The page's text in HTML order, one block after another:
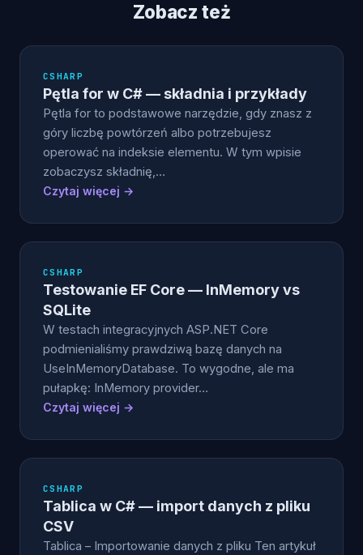
Zobacz też
CSHARP
Pętla for w C# — składnia i przykłady
Pętla for to podstawowe narzędzie, gdy znasz z
góry liczbę powtórzeń albo potrzebujesz
operować na indeksie elementu. W tym wpisie
zobaczysz składnię,…
Czytaj więcej →
CSHARP
Testowanie EF Core — InMemory vs
SQLite
W testach integracyjnych ASP.NET Core
podmienialiśmy prawdziwą bazę danych na
UseInMemoryDatabase. To wygodne, ale ma
pułapkę: InMemory provider…
Czytaj więcej →
CSHARP
Tablica w C# — import danych z pliku
CSV
Tablica – Importowanie danych z pliku Ten artykuł